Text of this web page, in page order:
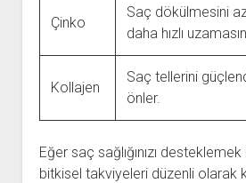
Çinko
Saç dökülmesini
daha hızlı
Kollajen
Saç tellerini
önler.
Eğer saç sağlığınızı
bitkisel takviyeleri düzenli olarak